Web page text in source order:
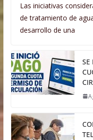
Las iniciativas
de tratamiento de
desarrollo de una
SE